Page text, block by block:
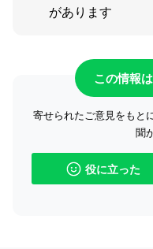
があります
この情報
寄せられたご意見をもと
聞
役に立った